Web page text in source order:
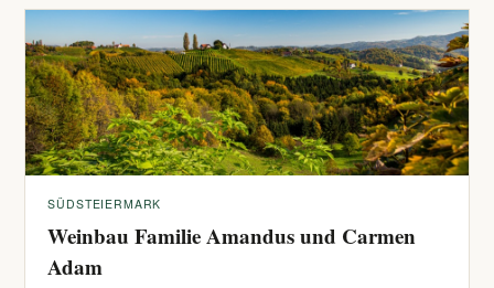
SÜDSTEIERMARK
Weinbau Familie Amandus und Carmen
Adam